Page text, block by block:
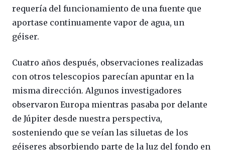
requería del funcionamiento de una fuente que
aportase continuamente vapor de agua, un
géiser.
Cuatro años después, observaciones realizadas
con otros telescopios parecían apuntar en la
misma dirección. Algunos investigadores
observaron Europa mientras pasaba por delante
de Júpiter desde nuestra perspectiva,
sosteniendo que se veían las siluetas de los
géiseres absorbiendo parte de la luz del fondo en